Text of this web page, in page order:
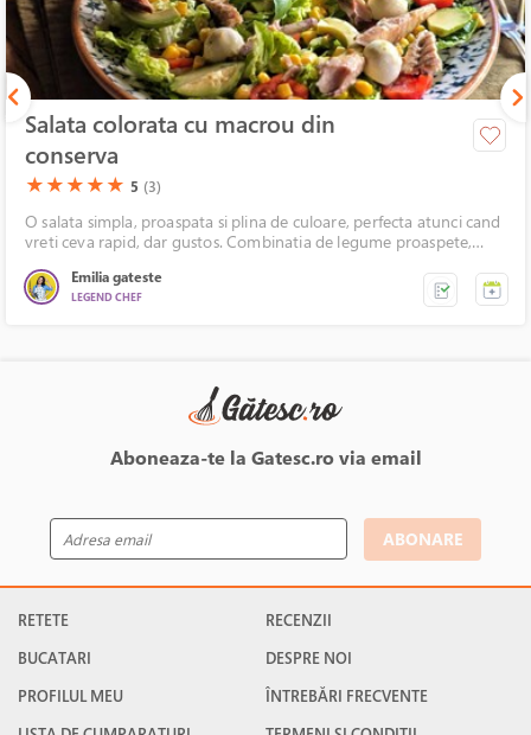
Salata colorata cu macrou din
conserva
(*)
★(*)
★(*)
★(*)
★(*)
★ 5 (3)
O salata simpla, proaspata si plina de culoare, perfecta atunci cand
vreti ceva rapid, dar gustos. Combinatia de legume proaspete,
face ca aceasta salata sa fie nu doar delicioasa, ci si foarte
revigoranta.
Emilia gateste
LEGEND CHEF
Aboneaza-te la Gatesc.ro via email
ABONARE
RETETE
BUCATARI
PROFILUL MEU
RECENZII
DESPRE NOI
ÎNTREBĂRI FRECVENTE